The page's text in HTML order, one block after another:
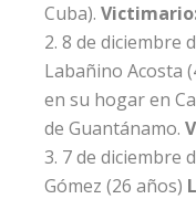
Cuba).
8 de diciembre
Labañino Acosta
en su hogar en
de Guantánamo.
7 de diciembre
Gómez(26 años)